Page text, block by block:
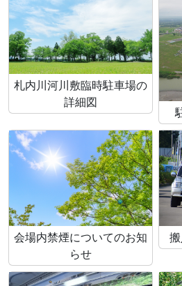
札内川河川敷臨時駐車場の
詳細図
会場内禁煙についてのお知
らせ